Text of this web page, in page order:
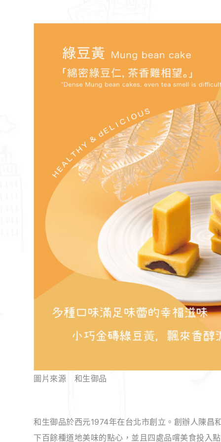
圖片來源 和生御品
和生御品於西元1974年在台北市創立。創辦人陳昌
下百餘種道地美味的點心，並且四處品嚐美食投入